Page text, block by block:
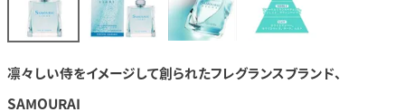
凛々しい侍をイメージして創られたフレグランスブランド、
SAMOURAI